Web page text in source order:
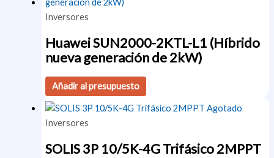
Inversores
Huawei SUN2000-2KTL-L1 (Híbrido
nueva generación de 2kW)
Añadir al presupuesto
Agotado
Inversores
SOLIS 3P 10/5K-4G Trifásico 2MPPT